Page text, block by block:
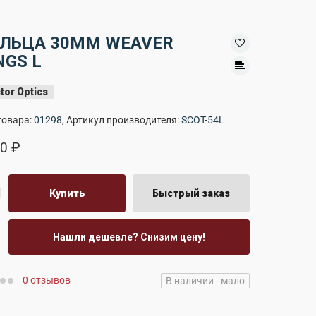
30MM WEAVER
L
Optics
01298, Артикул производителя:SCOT-54L
₽
Купить Быстрый заказ
Нашли дешевле? Снизим цену!
0 отзывов В наличии - мало